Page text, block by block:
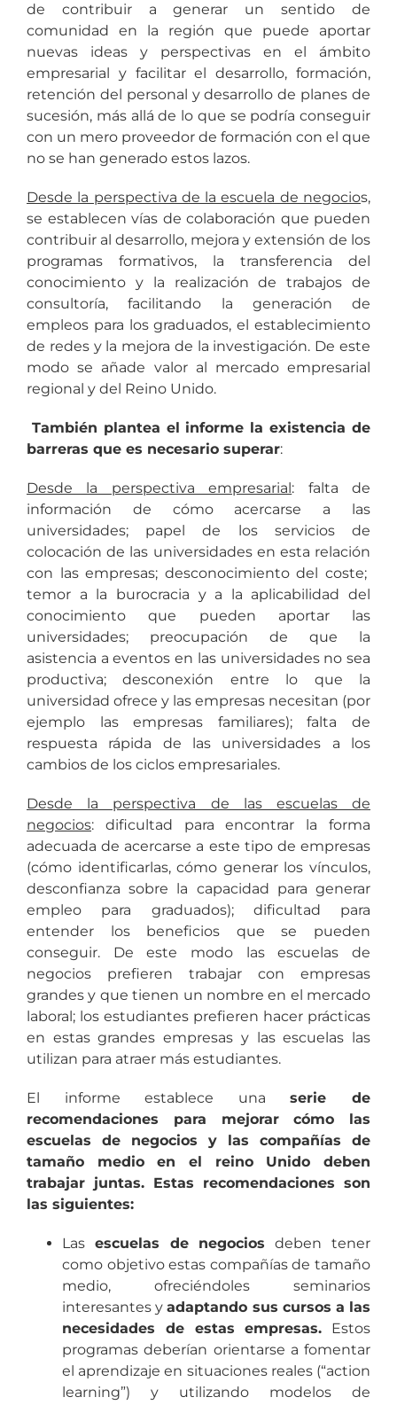
de contribuir a generar un sentido de
comunidad en la región que puede aportar
nuevas ideas y perspectivas en el ámbito
empresarial y facilitar el desarrollo, formación,
retención del personal y desarrollo de planes de
sucesión, más allá de lo que se podría conseguir
con un mero proveedor de formación con el que
no se han generado estos lazos.
Desde la perspectiva de la escuela de negocios,
se establecen vías de colaboración que pueden
contribuir al desarrollo, mejora y extensión de los
programas formativos, la transferencia del
conocimiento y la realización de trabajos de
consultoría, facilitando la generación de
empleos para los graduados, el establecimiento
de redes y la mejora de la investigación. De este
modo se añade valor al mercado empresarial
regional y del Reino Unido.
También plantea el informe la existencia de
barreras que es necesario superar:
Desde la perspectiva empresarial: falta de
información de cómo acercarse a las
universidades; papel de los servicios de
colocación de las universidades en esta relación
con las empresas; desconocimiento del coste;
temor a la burocracia y a la aplicabilidad del
conocimiento que pueden aportar las
universidades; preocupación de que la
asistencia a eventos en las universidades no sea
productiva; desconexión entre lo que la
universidad ofrece y las empresas necesitan (por
ejemplo las empresas familiares); falta de
respuesta rápida de las universidades a los
cambios de los ciclos empresariales.
Desde la perspectiva de las escuelas de
negocios: dificultad para encontrar la forma
adecuada de acercarse a este tipo de empresas
(cómo identificarlas, cómo generar los vínculos,
desconfianza sobre la capacidad para generar
empleo para graduados); dificultad para
entender los beneficios que se pueden
conseguir. De este modo las escuelas de
negocios prefieren trabajar con empresas
grandes y que tienen un nombre en el mercado
laboral; los estudiantes prefieren hacer prácticas
en estas grandes empresas y las escuelas las
utilizan para atraer más estudiantes.
El informe establece unaserie de
recomendaciones para mejorar cómo las
escuelas de negocios y las compañías de
tamaño medio en el reino Unido deben
trabajar juntas. Estas recomendaciones son
las siguientes:
Las escuelas de negocios deben tener
como objetivo estas compañías de tamaño
medio, ofreciéndoles seminarios
interesantes yadaptando sus cursos a las
necesidades de estas empresas. Estos
programas deberían orientarse a fomentar
el aprendizaje en situaciones reales (“action
learning”) y utilizando modelos de